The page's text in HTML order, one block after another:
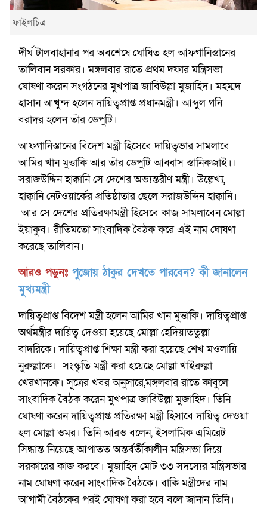
ফাইলচিত্র
দীর্ঘ টালবাহানার পর অবশেষে ঘোষিত হল আফগানিস্তানের
তালিবান সরকার। মঙ্গলবার রাতে প্রথম দফার মন্ত্রিসভা
ঘোষণা করেন সংগঠনের মুখপাত্র জাবিউল্লা মুজাহিদ। মহম্মদ
হাসান আখুন্দ হলেন দায়িত্বপ্রাপ্ত প্রধানমন্ত্রী। আব্দুল গনি
বরাদর হলেন তাঁর ডেপুটি।
আফগানিস্তানের বিদেশ মন্ত্রী হিসেবে দায়িত্বভার সামলাবে
আমির খান মুত্তাকি আর তাঁর ডেপুটি আব্বাস স্তানিকজাই।।
সরাজউদ্দিন হাক্কানি সে দেশের অভ্যন্তরীণ মন্ত্রী। উল্লেখ্য,
হাক্কানি নেটওয়ার্কের প্রতিষ্ঠাতার ছেলে সরাজউদ্দিন হাক্কানি।
আর সে দেশের প্রতিরক্ষামন্ত্রী হিসেবে কাজ সামলাবেন মোল্লা
ইয়াকুব। রীতিমতো সাংবাদিক বৈঠক করে এই নাম ঘোষণা
করেছে তালিবান।
আরও পড়ুনঃ পুজোয় ঠাকুর দেখতে পারবেন? কী জানালেন
মুখ্যমন্ত্রী
দায়িত্বপ্রাপ্ত বিদেশ মন্ত্রী হলেন আমির খান মুত্তাকি। দায়িত্বপ্রাপ্ত
অর্থমন্ত্রীর দায়িত্ব দেওয়া হয়েছে মোল্লা হেদিয়াততুল্লা
বাদরিকে। দায়িত্বপ্রাপ্ত শিক্ষা মন্ত্রী করা হয়েছে শেখ মওলায়ি
নুরুল্লাকে। সংস্কৃতি মন্ত্রী করা হয়েছে মোল্লা খাইরুল্লা
খেরখানকে। সূত্রের খবর অনুসারে,মঙ্গলবার রাতে কাবুলে
সাংবাদিক বৈঠক করেন মুখপাত্র জাবিউল্লা মুজাহিদ। তিনি
ঘোষণা করেন দায়িত্বপ্রাপ্ত প্রতিরক্ষা মন্ত্রী হিসাবে দায়িত্ব দেওয়া
হল মোল্লা ওমর। তিনি আরও বলেন, ইসলামিক এমিরেট
সিদ্ধান্ত নিয়েছে আপাতত অন্তর্বর্তীকালীন মন্ত্রিসভা দিয়ে
সরকারের কাজ করবে। মুজাহিদ মোট ৩৩ সদস্যের মন্ত্রিসভার
নাম ঘোষণা করেন সাংবাদিক বৈঠকে। বাকি মন্ত্রীদের নাম
আগামী বৈঠকের পরই ঘোষণা করা হবে বলে জানান তিনি।